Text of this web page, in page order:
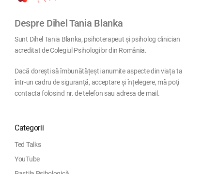
Despre Dihel Tania Blanka
Sunt Dihel Tania Blanka, psihoterapeut și psiholog clinician
acreditat de Colegiul Psihologilor din România.
Dacă dorești să îmbunătățești anumite aspecte din viața ta
într-un cadru de siguranță, acceptare și înțelegere, mă poți
contacta folosind nr. de telefon sau adresa de mail.
Categorii
Ted Talks
YouTube